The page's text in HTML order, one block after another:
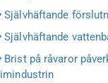
Självhäftande
Självhäftande
Brist på råvaror
limindustrin